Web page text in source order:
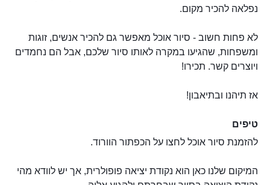
נפלאה להכיר מקום.
לא פחות חשוב - סיור אוכל מאפשר גם להכיר אנשים, זוגות
ומשפחות, שהגיעו במקרה לאותו סיור שלכם, אבל הם נחמדים
ויוצרים קשר. תכירו!
אז תיהנו ובתיאבון!
טיפים
להזמנת סיור אוכל לחצו על הכפתור הוורוד.
המיקום שלנו כאן הוא נקודת יציאה פופולרית, אך יש לוודא מהי